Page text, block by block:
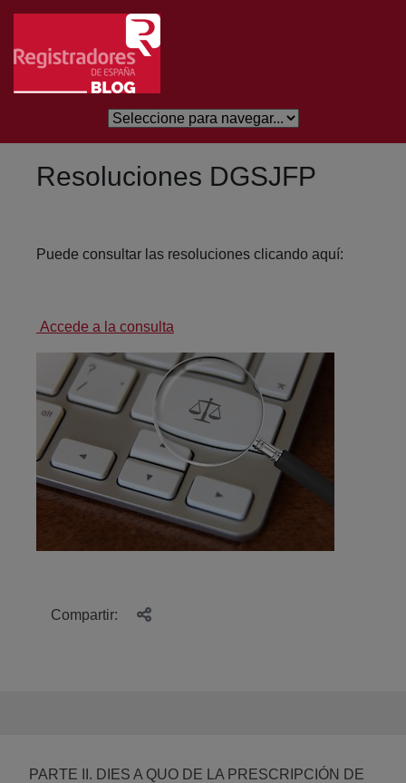
Saltar al contenido principal
Resoluciones DGSJFP
Puede consultar las resoluciones clicando aquí:
Accede a la consulta
Compartir:
PARTE II. DIES A QUO DE LA PRESCRIPCIÓN DE